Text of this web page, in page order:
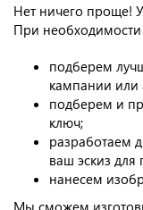
Нет ничего проще!
При
подберем
кампании или
подберем и
ключ;
разработаем
ваш эскиз
нанесем
Мы сможем